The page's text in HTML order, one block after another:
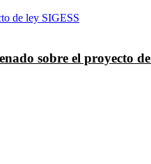
sobre el proyecto